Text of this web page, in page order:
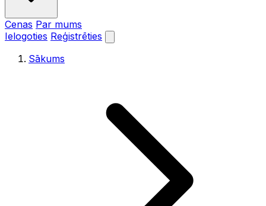
Cenas Par mums
Ielogoties Reģistrēties
Sākums